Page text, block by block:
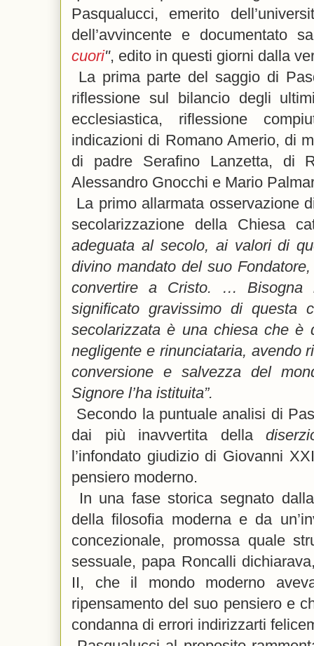
Pasqualucci, emerito
dell’avvincente e documentato
cuori", edito in questi giorni dalla
La prima parte del saggio di
riflessione sul bilancio degli
ecclesiastica, riflessione
indicazioni di Romano Amerio, di
di padre Serafino Lanzetta, di
Alessandro Gnocchi e Mario
La primo allarmata osservazione
secolarizzazione della Chiesa
adeguata al secolo, ai valori di
divino mandato del suo
convertire a Cristo. … Bisogna
significato gravissimo di questa
secolarizzata è una chiesa che è
negligente e rinunciataria, avendo
conversione e salvezza del
Signore l’ha istituita”.
Secondo la puntuale analisi di
dai più inavvertita della
l’infondato giudizio di Giovanni
pensiero moderno.
In una fase storica segnato
della filosofia moderna e da
concezionale, promossa quale
sessuale, papa Roncalli
II, che il mondo moderno
ripensamento del suo pensiero e
condanna di errori indirizzarti